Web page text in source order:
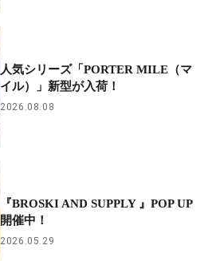
人気シリーズ「PORTER MILE（マ
イル）」新型が入荷！
2026.08.08
『BROSKI AND SUPPLY 』POP UP
開催中！
2026.05.29